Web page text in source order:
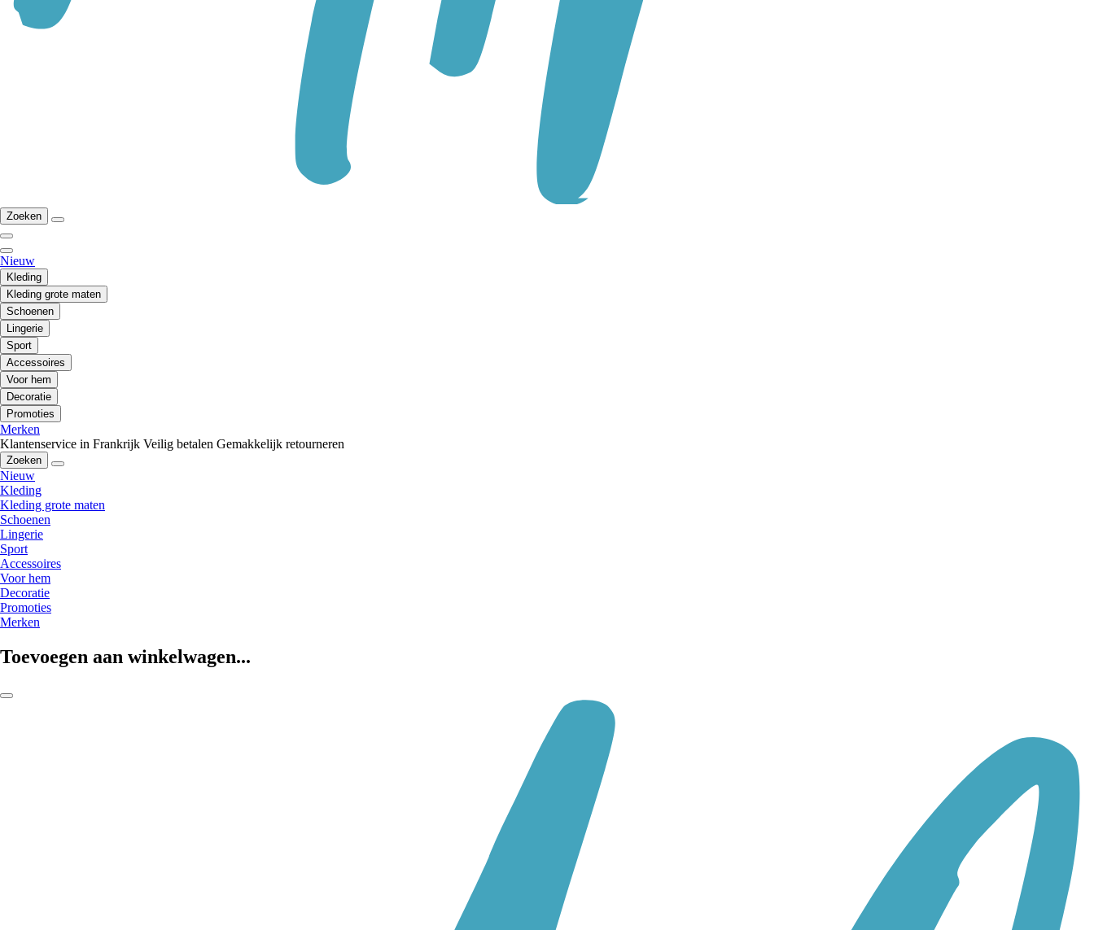
Zoeken
Nieuw
Kleding
Kleding grote maten
Schoenen
Lingerie
Sport
Accessoires
Voor hem
Decoratie
Promoties
Merken
Klantenservice in Frankrijk Veilig betalen Gemakkelijk retourneren
Zoeken
Nieuw
Kleding
Kleding grote maten
Schoenen
Lingerie
Sport
Accessoires
Voor hem
Decoratie
Promoties
Merken
Toevoegen aan winkelwagen...